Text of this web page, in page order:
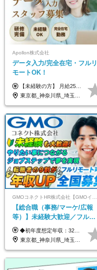
Apollon株式会社
データ入力/完全在宅・フルリ
モートOK！
【未経験の方】 月給25.5万円以上＋各種手当 【事務経験3年以上の方】 月給28万円以上＋各種手当 ※経験・スキル・年齢を考慮の上、決定します ※試用期間：3ヶ月(雇用形態は正社員、給与・待遇に変更はありません) ※残業代は全額別途支給 ※昇給：年1回（査定あり） ※賞与：年3回（業績に応じて支給） ＼努力がしっかり評価される環境です！／ 「どんなスキルを身につければ昇給できるか」が明確だから、 着実に成長しながら収入アップを目指せます。
東京都_神奈川県_埼玉県_千葉県_大阪府_愛知県_北海道_青森県_岩手県_宮城県_秋田県_山形県_福島県_茨城県_栃木県_群馬県_新潟県_山梨県_長野県_富山県_石川県_福井県_静岡県_岐阜県_三重県_兵庫県_京都府_滋賀県_奈良県_和歌山県_広島県_岡山県_鳥取県_島根県_山口県_徳島県_香川県_愛媛県_高知県_福岡県_熊本県_佐賀県_長崎県_大分県_宮崎県_鹿児島県_沖縄県
【総合職（事務/マーケ/広報
等）】未経験大歓迎／フルリ
モ可で全国募集！年収アップ
多数★年休最大130日★
◆初年度想定年収：320万円〜840万円 【関東／一都三県】月給24万円〜70万円 【関西・東海地方】月給23万円〜65万円 【その他の地方等】月給22万円〜60万円 ※ご経験・スキル・前職給与などを考慮の上決定いたします。 ◉固定残業代制（固定残業代10,000円含） 固定残業代は7時間分・時間超過分は追加支給 ≪月給例≫ ・月給54万円（29歳／入社3年目） ・月給38万円（26歳／入社2年目） ・月給28万円（24歳／入社1年目） ※試用期間は6ヶ月で、その間の雇用形態は契約社員です。そのほかの条件に変更はありません。
東京都_神奈川県_埼玉県_千葉県_大阪府_愛知県_北海道_青森県_岩手県_宮城県_秋田県_山形県_福島県_茨城県_栃木県_群馬県_新潟県_山梨県_長野県_富山県_石川県_福井県_静岡県_岐阜県_三重県_兵庫県_京都府_滋賀県_奈良県_和歌山県_広島県_岡山県_鳥取県_島根県_山口県_徳島県_香川県_愛媛県_高知県_福岡県_熊本県_佐賀県_長崎県_大分県_宮崎県_鹿児島県_沖縄県